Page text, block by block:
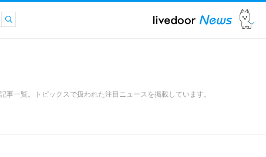
事一覧。トピックスで扱われた注目ニュースを掲載しています。